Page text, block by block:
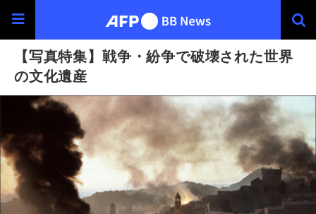
【写真特集】戦争・紛争で破壊された世界
の文化遺産